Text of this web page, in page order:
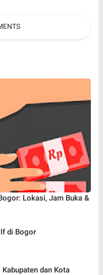
Lokasi, Jam Buka &
di Bogor
dan Kota